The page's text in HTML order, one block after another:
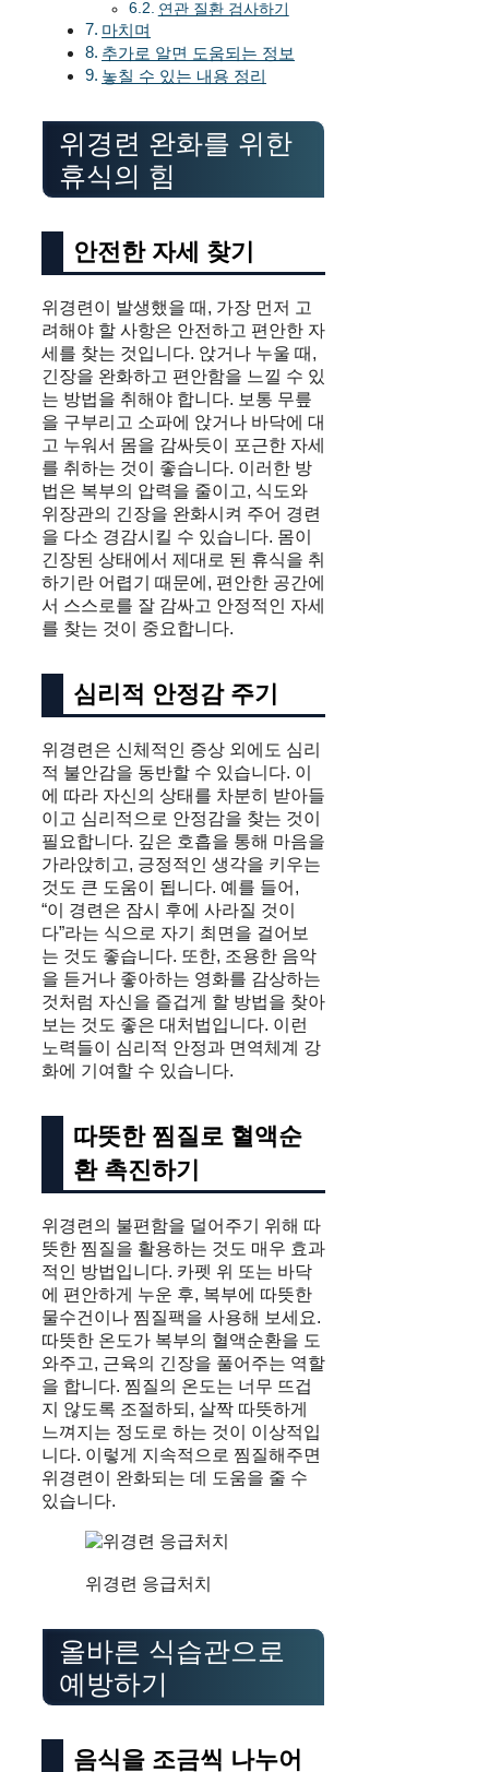
연관 질환 검사하기
마치며
추가로 알면 도움되는 정보
놓칠 수 있는 내용 정리
위경련 완화를 위한
휴식의 힘
안전한 자세 찾기
위경련이 발생했을 때, 가장 먼저 고
려해야 할 사항은 안전하고 편안한 자
세를 찾는 것입니다. 앉거나 누울 때,
긴장을 완화하고 편안함을 느낄 수 있
는 방법을 취해야 합니다. 보통 무릎
을 구부리고 소파에 앉거나 바닥에 대
고 누워서 몸을 감싸듯이 포근한 자세
를 취하는 것이 좋습니다. 이러한 방
법은 복부의 압력을 줄이고, 식도와
위장관의 긴장을 완화시켜 주어 경련
을 다소 경감시킬 수 있습니다. 몸이
긴장된 상태에서 제대로 된 휴식을 취
하기란 어렵기 때문에, 편안한 공간에
서 스스로를 잘 감싸고 안정적인 자세
를 찾는 것이 중요합니다.
심리적 안정감 주기
위경련은 신체적인 증상 외에도 심리
적 불안감을 동반할 수 있습니다. 이
에 따라 자신의 상태를 차분히 받아들
이고 심리적으로 안정감을 찾는 것이
필요합니다. 깊은 호흡을 통해 마음을
가라앉히고, 긍정적인 생각을 키우는
것도 큰 도움이 됩니다. 예를 들어,
“이 경련은 잠시 후에 사라질 것이
다”라는 식으로 자기 최면을 걸어보
는 것도 좋습니다. 또한, 조용한 음악
을 듣거나 좋아하는 영화를 감상하는
것처럼 자신을 즐겁게 할 방법을 찾아
보는 것도 좋은 대처법입니다. 이런
노력들이 심리적 안정과 면역체계 강
화에 기여할 수 있습니다.
따뜻한 찜질로 혈액순
환 촉진하기
위경련의 불편함을 덜어주기 위해 따
뜻한 찜질을 활용하는 것도 매우 효과
적인 방법입니다. 카펫 위 또는 바닥
에 편안하게 누운 후, 복부에 따뜻한
물수건이나 찜질팩을 사용해 보세요.
따뜻한 온도가 복부의 혈액순환을 도
와주고, 근육의 긴장을 풀어주는 역할
을 합니다. 찜질의 온도는 너무 뜨겁
지 않도록 조절하되, 살짝 따뜻하게
느껴지는 정도로 하는 것이 이상적입
니다. 이렇게 지속적으로 찜질해주면
위경련이 완화되는 데 도움을 줄 수
있습니다.
위경련 응급처치
올바른 식습관으로
예방하기
음식을 조금씩 나누어